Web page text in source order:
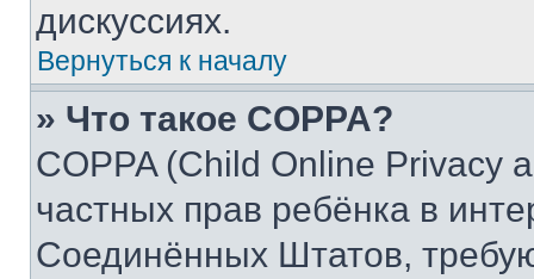
дискуссиях.
Вернуться к началу
» Что такое COPPA?
COPPA (Child Online Privacy
частных прав ребёнка в
Соединённых Штатов,